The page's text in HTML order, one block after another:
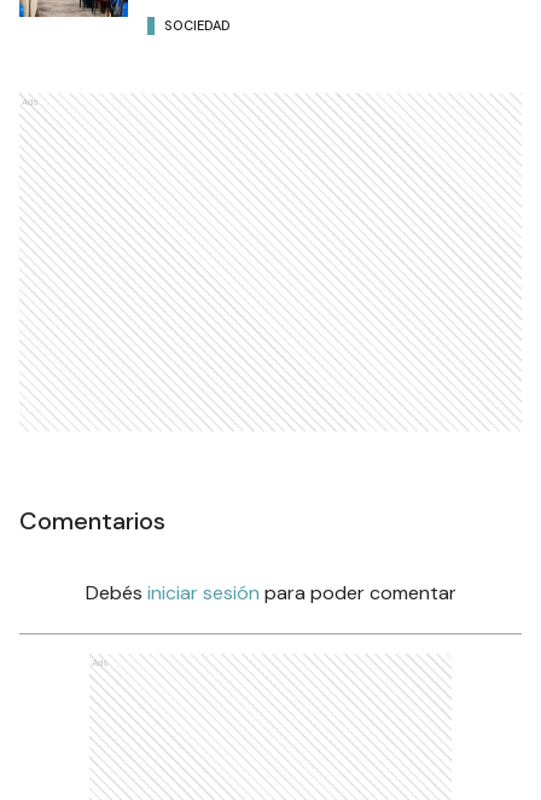
SOCIEDAD
Ads
Comentarios
Debés iniciar sesión para poder comentar
Ads